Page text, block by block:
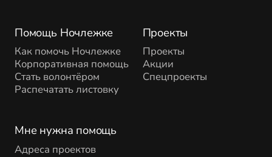
Помощь Ночлежке
Как помочь Ночлежке
Корпоративная помощь
Стать волонтёром
Распечатать листовку
Проекты
Проекты
Акции
Спецпроекты
Мне нужна помощь
Адреса проектов